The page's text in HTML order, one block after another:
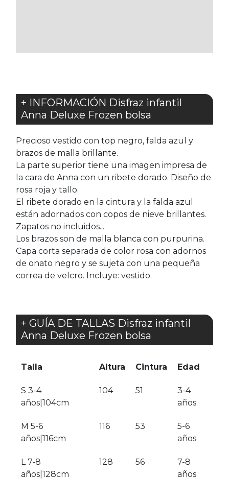
+ INFORMACIÓN Disfraz infantil
Anna Deluxe Frozen bolsa
Precioso vestido con top negro, falda azul y
brazos de malla brillante.
La parte superior tiene una imagen impresa de
la cara de Anna con un ribete dorado. Diseño de
rosa roja y tallo.
El ribete dorado en la cintura y la falda azul
están adornados con copos de nieve brillantes.
Zapatos no incluidos...
Los brazos son de malla blanca con purpurina.
Capa corta separada de color rosa con adornos
de onato negro y se sujeta con una pequeña
correa de velcro. Incluye: vestido.
+ GUÍA DE TALLAS Disfraz infantil
Anna Deluxe Frozen bolsa
Talla Altura Cintura Edad
S 3-4
años|104cm
104 51
3-4
años
M 5-6
años|116cm
116 53
5-6
años
L 7-8
años|128cm
128 56
7-8
años